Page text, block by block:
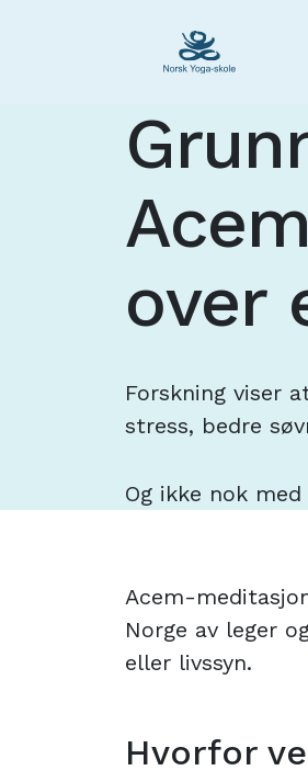
over
Forskning viser
stress, bedre
Og ikke nok med
Acem-
Norge av leger
eller livssyn.
Hvorfor